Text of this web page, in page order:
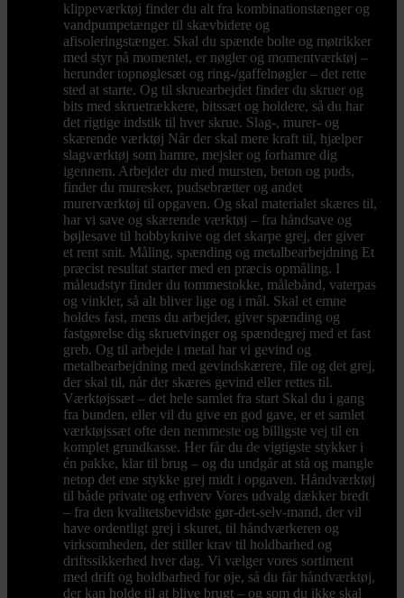
klippeværktøj finder du alt fra kombinationstænger og
vandpumpetænger til skævbidere og
afisoleringstænger. Skal du spænde bolte og møtrikker
med styr på momentet, er nøgler og momentværktøj –
herunder topnøglesæt og ring-/gaffelnøgler – det rette
sted at starte. Og til skruearbejdet finder du skruer og
bits med skruetrækkere, bitssæt og holdere, så du har
det rigtige indstik til hver skrue. Slag-, murer- og
skærende værktøj Når der skal mere kraft til, hjælper
slagværktøj som hamre, mejsler og forhamre dig
igennem. Arbejder du med mursten, beton og puds,
finder du muresker, pudsebrætter og andet
murerværktøj til opgaven. Og skal materialet skæres til,
har vi save og skærende værktøj – fra håndsave og
bøjlesave til hobbyknive og det skarpe grej, der giver
et rent snit. Måling, spænding og metalbearbejdning Et
præcist resultat starter med en præcis opmåling. I
måleudstyr finder du tommestokke, målebånd, vaterpas
og vinkler, så alt bliver lige og i mål. Skal et emne
holdes fast, mens du arbejder, giver spænding og
fastgørelse dig skruetvinger og spændegrej med et fast
greb. Og til arbejde i metal har vi gevind og
metalbearbejdning med gevindskærere, file og det grej,
der skal til, når der skæres gevind eller rettes til.
Værktøjssæt – det hele samlet fra start Skal du i gang
fra bunden, eller vil du give en god gave, er et samlet
værktøjssæt ofte den nemmeste og billigste vej til en
komplet grundkasse. Her får du de vigtigste stykker i
én pakke, klar til brug – og du undgår at stå og mangle
netop det ene stykke grej midt i opgaven. Håndværktøj
til både private og erhverv Vores udvalg dækker bredt
– fra den kvalitetsbevidste gør-det-selv-mand, der vil
have ordentligt grej i skuret, til håndværkeren og
virksomheden, der stiller krav til holdbarhed og
driftssikkerhed hver dag. Vi vælger vores sortiment
med drift og holdbarhed for øje, så du får håndværktøj,
der kan holde til at blive brugt – og som du ikke skal